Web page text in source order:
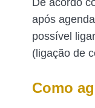
De acordo
após
possível
(ligação de
Como